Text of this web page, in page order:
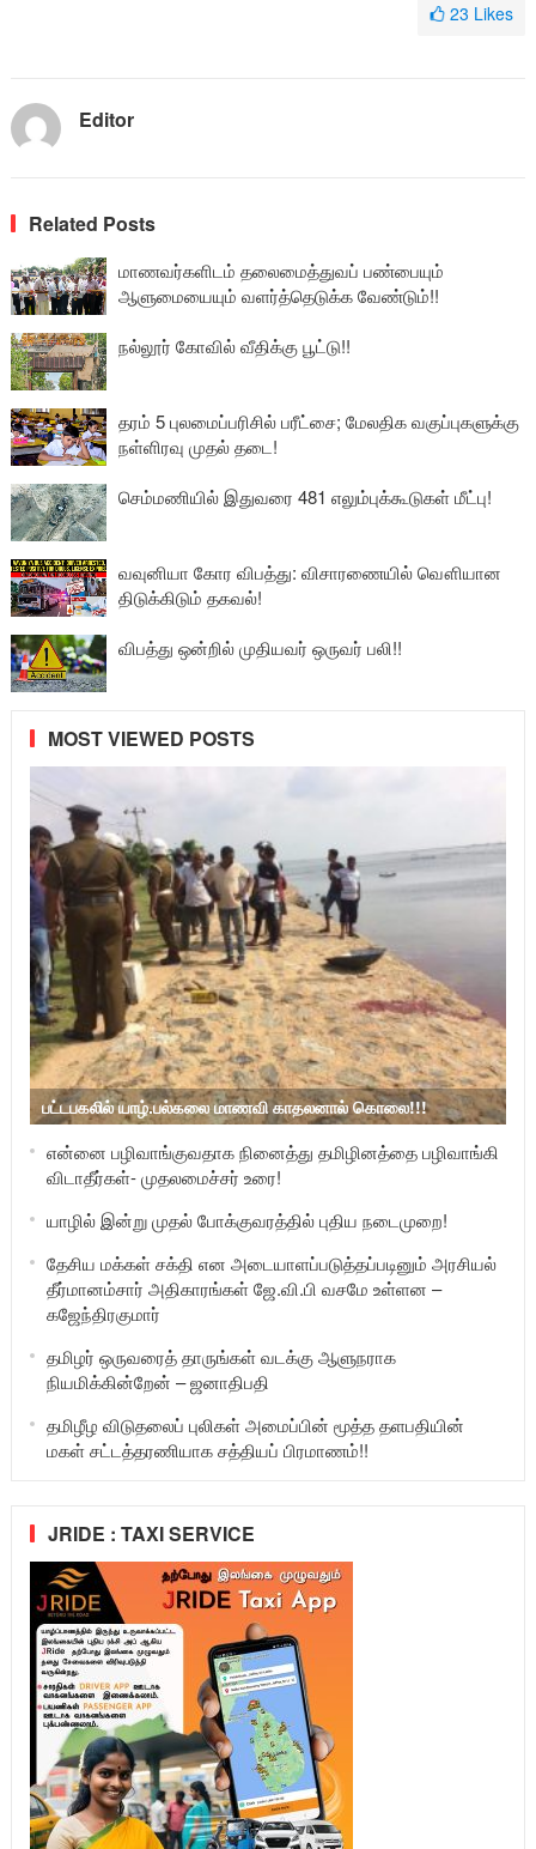
23 Likes
Editor
Related Posts
மாணவர்களிடம் தலைமைத்துவப் பண்பையும்
ஆளுமையையும் வளர்த்தெடுக்க வேண்டும்!!
நல்லூர் கோவில் வீதிக்கு பூட்டு!!
தரம் 5 புலமைப்பரிசில் பரீட்சை; மேலதிக வகுப்புகளுக்கு
நள்ளிரவு முதல் தடை!
செம்மணியில் இதுவரை 481 எலும்புக்கூடுகள் மீட்பு!
வவுனியா கோர விபத்து: விசாரணையில் வௌியான
திடுக்கிடும் தகவல்!
விபத்து ஒன்றில் முதியவர் ஒருவர் பலி!!
MOST VIEWED POSTS
பட்டபகலில் யாழ்.பல்கலை மாணவி காதலனால் கொலை!!!
என்னை பழிவாங்குவதாக நினைத்து தமிழினத்தை பழிவாங்கி
விடாதீர்கள்- முதலமைச்சர் உரை!
யாழில் இன்று முதல் போக்குவரத்தில் புதிய நடைமுறை!
தேசிய மக்கள் சக்தி என அடையாளப்படுத்தப்படினும் அரசியல்
தீர்மானம்சார் அதிகாரங்கள் ஜே.வி.பி வசமே உள்ளன –
கஜேந்திரகுமார்
தமிழர் ஒருவரைத் தாருங்கள் வடக்கு ஆளுநராக
நியமிக்கின்றேன் – ஜனாதிபதி
தமிழீழ விடுதலைப் புலிகள் அமைப்பின் மூத்த தளபதியின்
மகள் சட்டத்தரணியாக சத்தியப் பிரமாணம்!!
JRIDE : TAXI SERVICE